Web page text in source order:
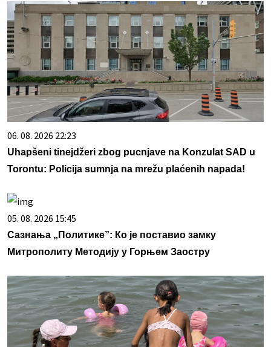
06. 08. 2026 22:23
Uhapšeni tinejdžeri zbog pucnjave na Konzulat SAD u
Torontu: Policija sumnja na mrežu plaćenih napada!
05. 08. 2026 15:45
Сазнања „Политике”: Ко је поставио замку
Митрополиту Методију у Горњем Заостру